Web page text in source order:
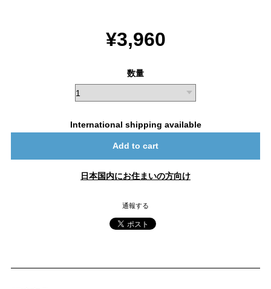
¥3,960
数量
International shipping available
Add to cart
日本国内にお住まいの方向け
通報する